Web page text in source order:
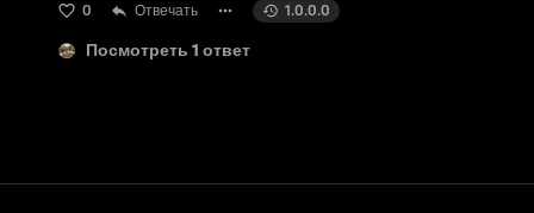
0 Отвечать 1.0.0.0
Посмотреть 1 ответ